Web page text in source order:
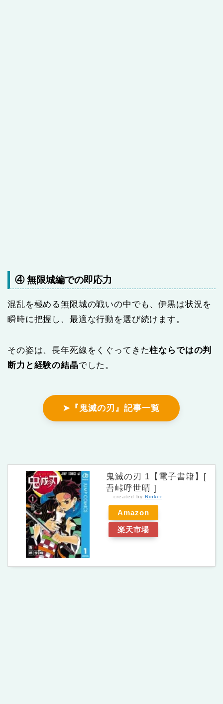
④ 無限城編での即応力
混乱を極める無限城の戦いの中でも、伊黒は状況を
瞬時に把握し、最適な行動を選び続けます。
その姿は、長年死線をくぐってきた柱ならではの判
断力と経験の結晶でした。
➤『鬼滅の刃』記事一覧
鬼滅の刃 1【電子書籍】[
吾峠呼世晴 ]
created by Rinker
Amazon
楽天市場